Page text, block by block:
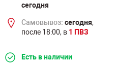
сегодня
Самовывоз: сегодня,
после 18:00, в 1 ПВЗ
Есть в наличии